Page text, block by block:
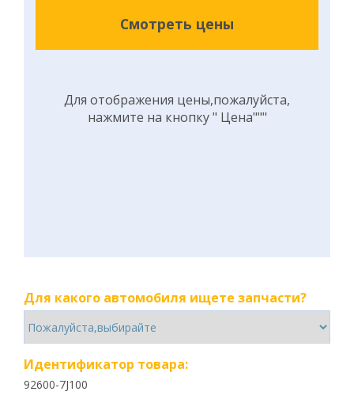
Смотреть цены
Для отображения цены,пожалуйста,
нажмите на кнопку " Цена"""
Для какого автомобиля ищете запчасти?
Идентификатор товара:
92600-7J100